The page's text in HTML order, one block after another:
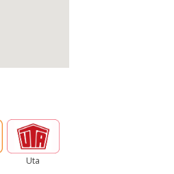
Uta